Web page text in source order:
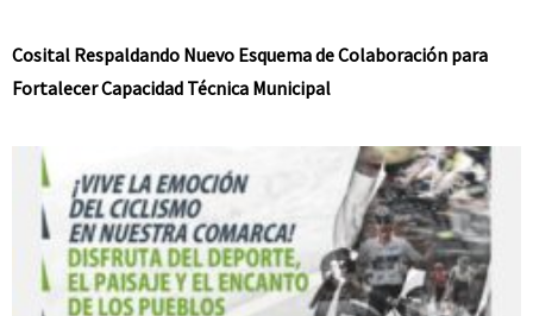
Cosital Respaldando Nuevo Esquema de Colaboración para
Fortalecer Capacidad Técnica Municipal